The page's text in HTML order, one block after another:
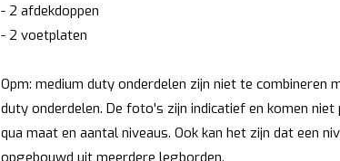
- 2 afdekdoppen
- 2 voetplaten
Opm: medium duty onderdelen zijn niet te combineren
duty onderdelen. De foto's zijn indicatief en komen niet
qua maat en aantal niveaus. Ook kan het zijn dat een
opgebouwd uit meerdere legborden.